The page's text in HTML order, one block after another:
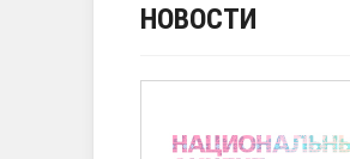
НОВОСТИ